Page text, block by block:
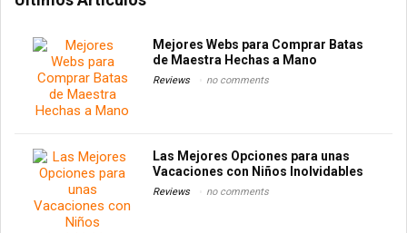
Mejores Webs para Comprar Batas
de Maestra Hechas a Mano
Reviews no comments
Las Mejores Opciones para unas
Vacaciones con Niños Inolvidables
Reviews no comments